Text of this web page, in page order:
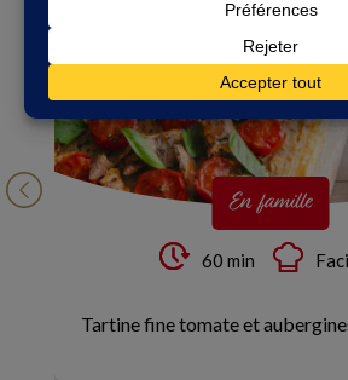
En famille
60 min
Tartine fine tomate et